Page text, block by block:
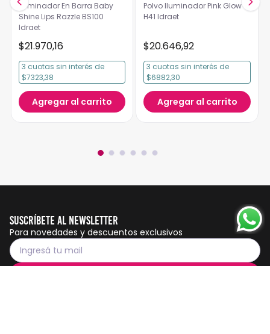
Iluminador En Barra Baby
Shine Lips Razzle BS100
Idraet
$21.970,16
3 cuotas sin interés de
$7323,38
Agregar al carrito
Polvo Iluminador Pink Glow
H41 Idraet
$20.646,92
3 cuotas sin interés de
$6882,30
Agregar al carrito
Suscríbete al Newsletter
Para novedades y descuentos exclusivos